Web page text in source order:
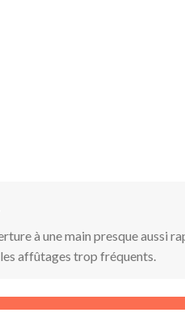
à une main presque aussi
affûtages trop fréquents.